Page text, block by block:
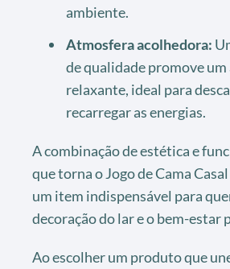
ambiente.
Atmosfera acolhedora:
de qualidade promove
relaxante, ideal para
recarregar as energias.
A combinação de estética e
que torna o Jogo de Cama
um item indispensável para
decoração do lar e o bem-estar
Ao escolher um produto que